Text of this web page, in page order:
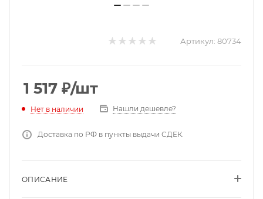
Артикул: 80734
1 517 ₽/шт
Нет в наличии Нашли дешевле?
Доставка по РФ в пункты выдачи СДЕК.
ОПИСАНИЕ